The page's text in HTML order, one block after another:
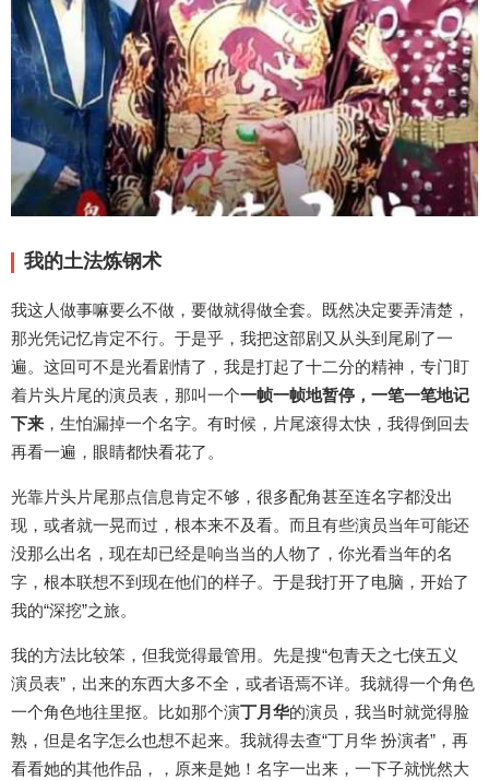
我的土法炼钢术
我这人做事嘛要么不做，要做就得做全套。既然决定要弄清楚，
那光凭记忆肯定不行。于是乎，我把这部剧又从头到尾刷了一
遍。这回可不是光看剧情了，我是打起了十二分的精神，专门盯
着片头片尾的演员表，那叫一个一帧一帧地暂停，一笔一笔地记
下来 ，生怕漏掉一个名字。有时候，片尾滚得太快，我得倒回去
再看一遍，眼睛都快看花了。
光靠片头片尾那点信息肯定不够，很多配角甚至连名字都没出
现，或者就一晃而过，根本来不及看。而且有些演员当年可能还
没那么出名，现在却已经是响当当的人物了，你光看当年的名
字，根本联想不到现在他们的样子。于是我打开了电脑，开始了
我的“深挖”之旅。
我的方法比较笨，但我觉得最管用。先是搜“包青天之七侠五义
演员表”，出来的东西大多不全，或者语焉不详。我就得一个角色
一个角色地往里抠。比如那个演丁月华的演员，我当时就觉得脸
熟，但是名字怎么也想不起来。我就得去查“丁月华 扮演者”，再
看看她的其他作品，，原来是她！名字一出来，一下子就恍然大